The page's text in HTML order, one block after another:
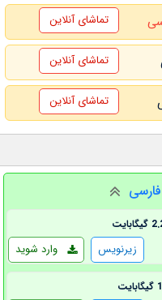
تماشای آنلاین
تماشای آنلاین
تماشای آنلاین
وارد شوید زیرنویس